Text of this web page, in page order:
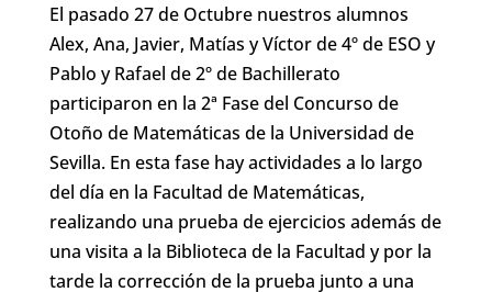
El pasado 27 de Octubre nuestros alumnos
Alex, Ana, Javier, Matías y Víctor de 4º de ESO y
Pablo y Rafael de 2º de Bachillerato
participaron en la 2ª Fase del Concurso de
Otoño de Matemáticas de la Universidad de
Sevilla. En esta fase hay actividades a lo largo
del día en la Facultad de Matemáticas,
realizando una prueba de ejercicios además de
una visita a la Biblioteca de la Facultad y por la
tarde la corrección de la prueba junto a una